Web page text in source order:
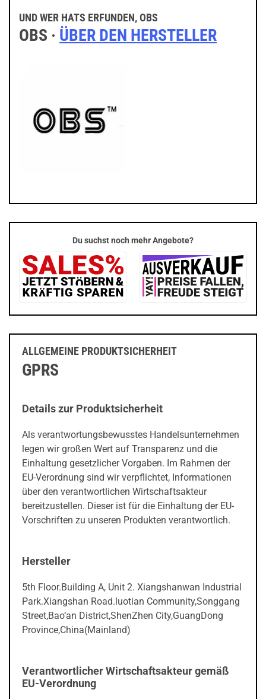
UND WER HATS ERFUNDEN, OBS
OBS · ÜBER DEN HERSTELLER
Du suchst noch mehr Angebote?
ALLGEMEINE PRODUKTSICHERHEIT
GPRS
Details zur Produktsicherheit
Als verantwortungsbewusstes Handelsunternehmen
legen wir großen Wert auf Transparenz und die
Einhaltung gesetzlicher Vorgaben. Im Rahmen der
EU-Verordnung sind wir verpflichtet, Informationen
über den verantwortlichen Wirtschaftsakteur
bereitzustellen. Dieser ist für die Einhaltung der EU-
Vorschriften zu unseren Produkten verantwortlich.
Hersteller
5th Floor.Building A, Unit 2. Xiangshanwan Industrial
Park.Xiangshan Road.luotian Community,Songgang
Street,Bao‘an District,ShenZhen City,GuangDong
Province,China(Mainland)
Verantwortlicher Wirtschaftsakteur gemäß
EU-Verordnung